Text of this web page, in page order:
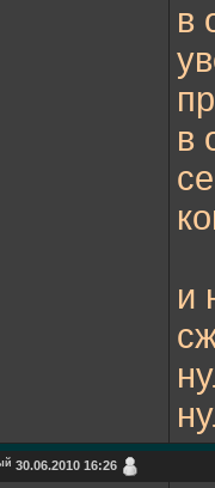
в
в
и
30.06.2010 16:26